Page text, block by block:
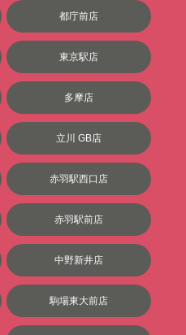
都庁前店
東京駅店
多摩店
立川 GB店
赤羽駅西口店
赤羽駅前店
中野新井店
駒場東大前店